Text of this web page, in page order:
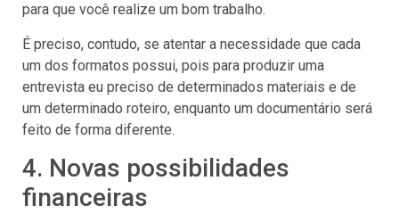
para que você realize um bom trabalho.
É preciso, contudo, se atentar a necessidade que cada
um dos formatos possui, pois para produzir uma
entrevista eu preciso de determinados materiais e de
um determinado roteiro, enquanto um documentário será
feito de forma diferente.
4. Novas possibilidades
financeiras